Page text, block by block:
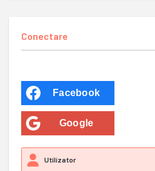
Conectare
Facebook
Google